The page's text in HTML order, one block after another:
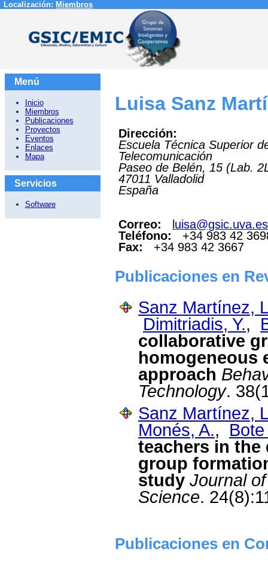
Localización: Miembros
Menú
Inicio
Miembros
Publicaciones
Proyectos
Eventos
Enlaces
Mapa
Servicios
Software
Luisa Sanz
Dirección:
Escuela Técnica Superior
Telecomunicación
Paseo de Belén, 15 (Lab.
47011 Valladolid
España
Correo:
luisa@gsic.uva.es
Teléfono:
+34 983 42
Fax:
+34 983 42 3667
Publicaciones en
Sanz Martínez,
Dimitriadis, Y.,
collaborative
homogeneous
approach
Technology.
Sanz Martínez,
Monés, A.,
teachers in
group
study Journal
Science.
Publicaciones en